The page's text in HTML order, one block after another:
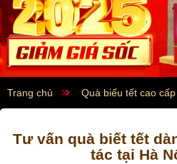
Trang chủ Quà biếu tết cao cấp
Tư vấn quà biết tết
tác tại Hà